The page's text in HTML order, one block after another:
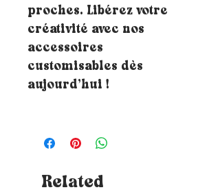
proches. Libérez votre
créativité avec nos
accessoires
customisables dès
aujourd’hui !
Related